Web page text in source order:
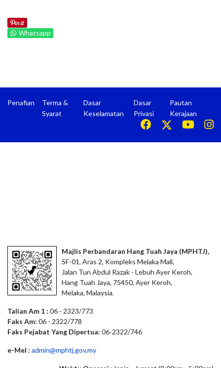
Whatsapp
Penafian
Terma &
Syarat
Dasar
Keselamatan
Dasar
Privasi
Pautan
Kerajaan
Majlis Perbandaran Hang Tuah Jaya (MPHTJ),
SF-01, Aras 2, Kompleks Melaka Mall,
Jalan Tun Abdul Razak - Lebuh Ayer Keroh,
Hang Tuah Jaya, 75450, Ayer Keroh,
Melaka, Malaysia.
Talian Am 1 : 06 - 2323/773
Faks Am: 06 - 2322/778
Faks Pejabat Yang Dipertua: 06-2322/746
e-Mel : admin@mphtj.gov.my